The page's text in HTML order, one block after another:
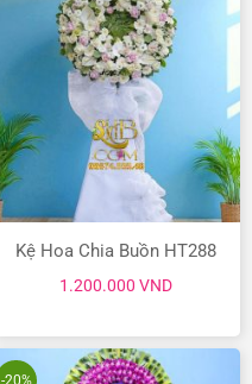
Kệ Hoa Chia Buồn HT288
1.200.000 VND